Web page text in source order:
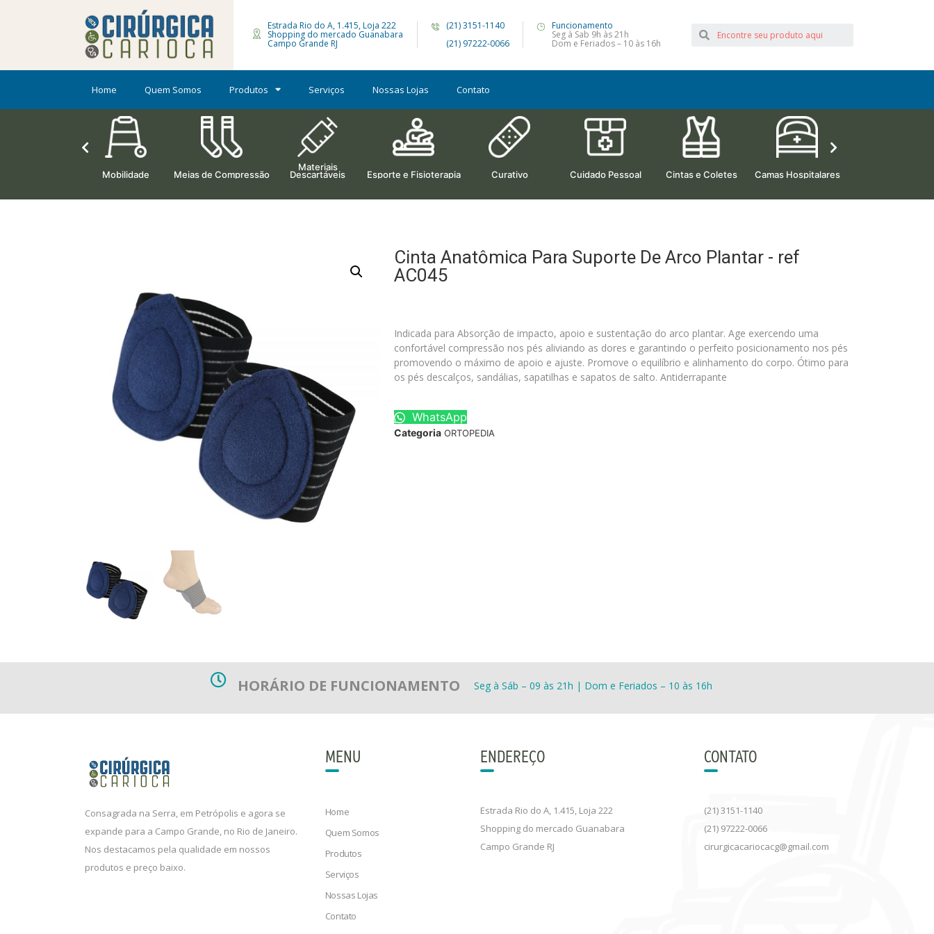
Estrada Rio do A, 1.415, Loja 222
Shopping do mercado Guanabara
Campo Grande RJ
(21) 3151-1140
(21) 97222-0066
Funcionamento
Seg à Sab 9h às 21h
Dom e Feriados – 10 às 16h
Home Quem Somos Produtos Serviços Nossas Lojas Contato
Mobilidade Meias de Compressão
Materiais
Descartáveis Esporte e Fisioterapia Curativo Cuidado Pessoal Cintas e Coletes Camas Hospitalares
Cinta Anatômica Para Suporte De Arco Plantar - ref
AC045
Indicada para Absorção de impacto, apoio e sustentação do arco plantar. Age exercendo uma
confortável compressão nos pés aliviando as dores e garantindo o perfeito posicionamento nos pés
promovendo o máximo de apoio e ajuste. Promove o equilíbrio e alinhamento do corpo. Ótimo para
os pés descalços, sandálias, sapatilhas e sapatos de salto. Antiderrapante
WhatsApp
Categoria ORTOPEDIA
HORÁRIO DE FUNCIONAMENTO Seg à Sáb – 09 às 21h | Dom e Feriados – 10 às 16h
Consagrada na Serra, em Petrópolis e agora se
expande para a Campo Grande, no Rio de Janeiro.
Nos destacamos pela qualidade em nossos
produtos e preço baixo.
MENU
Home
Quem Somos
Produtos
Serviços
Nossas Lojas
Contato
ENDEREÇO
Estrada Rio do A, 1.415, Loja 222
Shopping do mercado Guanabara
Campo Grande RJ
CONTATO
(21) 3151-1140
(21) 97222-0066
cirurgicacariocacg@gmail.com